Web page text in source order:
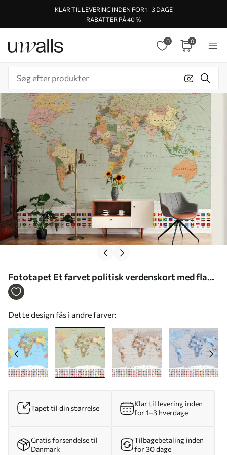
KLAR TIL LEVERING INDEN FOR 1–3 DAGE
RABATTER PÅ 40 %
0 0
Fototapet Et farvet politisk verdenskort med flag
på spansk Nr. c00004esv1
Dette design fås i andre farver:
Tapet til din størrelse
Klar til levering inden
for 1–3 hverdage
Gratis forsendelse til
Danmark
Tilbagebetaling inden
for 30 dage